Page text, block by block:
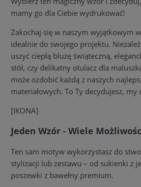
mamy go dla Ciebie wydrukować!
Zakochaj się w naszym wyjątkowym
idealnie do swojego projektu.
uszyć ciepłą bluzę świąteczną,
stół, czy delikatny otulacz dla
może ozdobić każdą z naszych
materiałowych. To Ty decydujesz,
[IKONA]
Jeden Wzór - Wiele
Ten sam motyw wykorzystasz do
stylizacji lub zestawu – od sukienki z
poszewki z bawełny premium.